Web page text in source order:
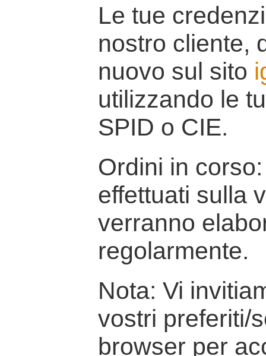
Le tue
nostro cliente,
nuovo sul sito
utilizzando le
SPID o CIE.
Ordini in
effettuati sulla
verranno
regolarmente.
Nota: Vi
vostri preferiti/
browser per